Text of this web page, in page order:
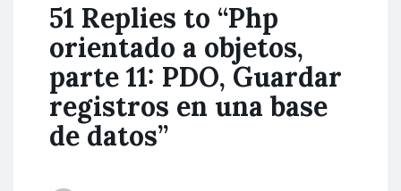
51 Replies to “Php
orientado a objetos,
parte 11: PDO, Guardar
registros en una base
de datos”